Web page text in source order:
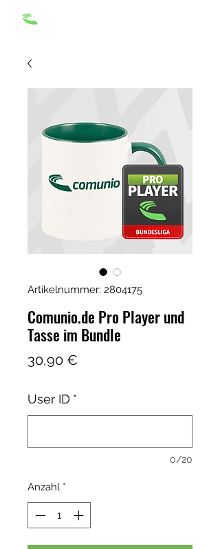
Artikelnummer: 2804175
Comunio.de Pro Player und
Tasse im Bundle
30,90 €
User ID *
0/20
Anzahl *